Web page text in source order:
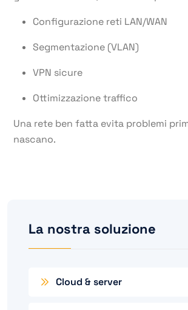
La nostra soluzione
Cloud & server
Configurazione reti LAN/WAN
Segmentazione (VLAN)
VPN sicure
Ottimizzazione traffico
Una rete ben fatta evita problemi
nascano.